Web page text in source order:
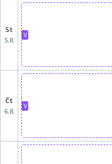
st
5.8.
V
čt
6.8.
V